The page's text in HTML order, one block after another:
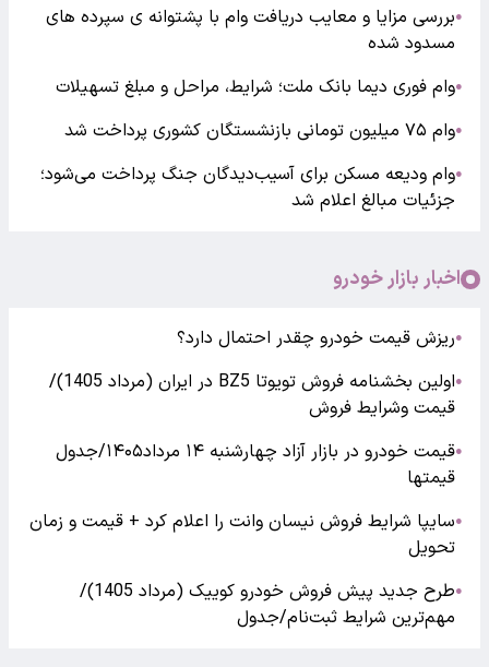
●بررسی مزایا و معایب دریافت وام با پشتوانه ی سپرده های
مسدود شده
●وام فوری دیما بانک ملت؛ شرایط، مراحل و مبلغ تسهیلات
●وام ۷۵ میلیون تومانی بازنشستگان کشوری پرداخت شد
●وام ودیعه مسکن برای آسیب‌دیدگان جنگ پرداخت می‌شود؛
جزئیات مبالغ اعلام شد
اخبار بازار خودرو
●ریزش قیمت خودرو چقدر احتمال دارد؟
●
اولین بخشنامه فروش تویوتا BZ5 در ایران (مرداد 1405)/
قیمت وشرایط فروش
●
قیمت خودرو در بازار آزاد چهارشنبه ۱۴ مرداد۱۴۰۵/جدول
قیمتها
●سایپا شرایط فروش نیسان وانت را اعلام کرد + قیمت و زمان
تحویل
●
طرح جدید پیش فروش خودرو کوییک (مرداد 1405)/
مهم‌ترین شرایط ثبت‌نام/جدول